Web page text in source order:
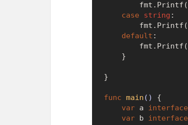
		fmt.Printf(
case
string :
		fmt.Printf(
default :
		fmt.Printf(
}
func main ()
{
var a interface
var b interface